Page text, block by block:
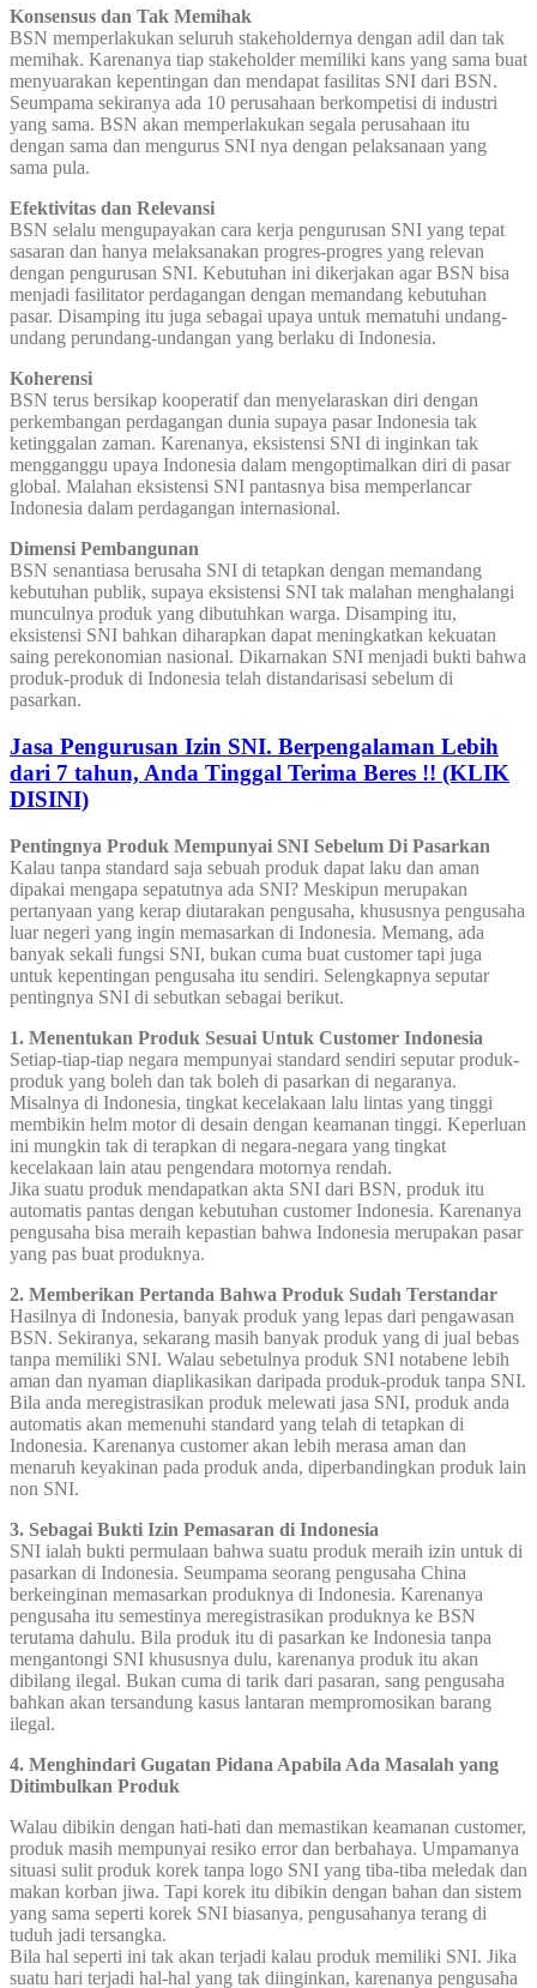
Konsensus dan Tak Memihak
BSN memperlakukan seluruh stakeholdernya dengan adil dan tak
memihak. Karenanya tiap stakeholder memiliki kans yang sama buat
menyuarakan kepentingan dan mendapat fasilitas SNI dari BSN.
Seumpama sekiranya ada 10 perusahaan berkompetisi di industri
yang sama. BSN akan memperlakukan segala perusahaan itu
dengan sama dan mengurus SNI nya dengan pelaksanaan yang
sama pula.
Efektivitas dan Relevansi
BSN selalu mengupayakan cara kerja pengurusan SNI yang tepat
sasaran dan hanya melaksanakan progres-progres yang relevan
dengan pengurusan SNI. Kebutuhan ini dikerjakan agar BSN bisa
menjadi fasilitator perdagangan dengan memandang kebutuhan
pasar. Disamping itu juga sebagai upaya untuk mematuhi undang-
undang perundang-undangan yang berlaku di Indonesia.
Koherensi
BSN terus bersikap kooperatif dan menyelaraskan diri dengan
perkembangan perdagangan dunia supaya pasar Indonesia tak
ketinggalan zaman. Karenanya, eksistensi SNI di inginkan tak
mengganggu upaya Indonesia dalam mengoptimalkan diri di pasar
global. Malahan eksistensi SNI pantasnya bisa memperlancar
Indonesia dalam perdagangan internasional.
Dimensi Pembangunan
BSN senantiasa berusaha SNI di tetapkan dengan memandang
kebutuhan publik, supaya eksistensi SNI tak malahan menghalangi
munculnya produk yang dibutuhkan warga. Disamping itu,
eksistensi SNI bahkan diharapkan dapat meningkatkan kekuatan
saing perekonomian nasional. Dikarnakan SNI menjadi bukti bahwa
produk-produk di Indonesia telah distandarisasi sebelum di
pasarkan.
Jasa Pengurusan Izin SNI. Berpengalaman Lebih
dari 7 tahun, Anda Tinggal Terima Beres !! (KLIK
DISINI)
Pentingnya Produk Mempunyai SNI Sebelum Di Pasarkan
Kalau tanpa standard saja sebuah produk dapat laku dan aman
dipakai mengapa sepatutnya ada SNI? Meskipun merupakan
pertanyaan yang kerap diutarakan pengusaha, khususnya pengusaha
luar negeri yang ingin memasarkan di Indonesia. Memang, ada
banyak sekali fungsi SNI, bukan cuma buat customer tapi juga
untuk kepentingan pengusaha itu sendiri. Selengkapnya seputar
pentingnya SNI di sebutkan sebagai berikut.
1. Menentukan Produk Sesuai Untuk Customer Indonesia
Setiap-tiap-tiap negara mempunyai standard sendiri seputar produk-
produk yang boleh dan tak boleh di pasarkan di negaranya.
Misalnya di Indonesia, tingkat kecelakaan lalu lintas yang tinggi
membikin helm motor di desain dengan keamanan tinggi. Keperluan
ini mungkin tak di terapkan di negara-negara yang tingkat
kecelakaan lain atau pengendara motornya rendah.
Jika suatu produk mendapatkan akta SNI dari BSN, produk itu
automatis pantas dengan kebutuhan customer Indonesia. Karenanya
pengusaha bisa meraih kepastian bahwa Indonesia merupakan pasar
yang pas buat produknya.
2. Memberikan Pertanda Bahwa Produk Sudah Terstandar
Hasilnya di Indonesia, banyak produk yang lepas dari pengawasan
BSN. Sekiranya, sekarang masih banyak produk yang di jual bebas
tanpa memiliki SNI. Walau sebetulnya produk SNI notabene lebih
aman dan nyaman diaplikasikan daripada produk-produk tanpa SNI.
Bila anda meregistrasikan produk melewati jasa SNI, produk anda
automatis akan memenuhi standard yang telah di tetapkan di
Indonesia. Karenanya customer akan lebih merasa aman dan
menaruh keyakinan pada produk anda, diperbandingkan produk lain
non SNI.
3. Sebagai Bukti Izin Pemasaran di Indonesia
SNI ialah bukti permulaan bahwa suatu produk meraih izin untuk di
pasarkan di Indonesia. Seumpama seorang pengusaha China
berkeinginan memasarkan produknya di Indonesia. Karenanya
pengusaha itu semestinya meregistrasikan produknya ke BSN
terutama dahulu. Bila produk itu di pasarkan ke Indonesia tanpa
mengantongi SNI khususnya dulu, karenanya produk itu akan
dibilang ilegal. Bukan cuma di tarik dari pasaran, sang pengusaha
bahkan akan tersandung kasus lantaran mempromosikan barang
ilegal.
4. Menghindari Gugatan Pidana Apabila Ada Masalah yang
Ditimbulkan Produk
Walau dibikin dengan hati-hati dan memastikan keamanan customer,
produk masih mempunyai resiko error dan berbahaya. Umpamanya
situasi sulit produk korek tanpa logo SNI yang tiba-tiba meledak dan
makan korban jiwa. Tapi korek itu dibikin dengan bahan dan sistem
yang sama seperti korek SNI biasanya, pengusahanya terang di
tuduh jadi tersangka.
Bila hal seperti ini tak akan terjadi kalau produk memiliki SNI. Jika
suatu hari terjadi hal-hal yang tak diinginkan, karenanya pengusaha